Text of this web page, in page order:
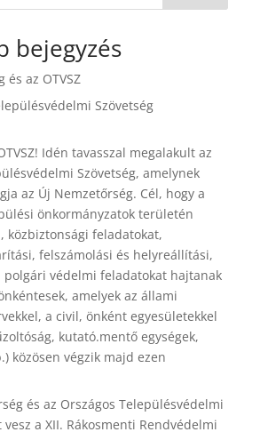
bejegyzés
és az OTVSZ
Szövetség
Idén tavasszal megalakult az
Szövetség, amelynek
az Új Nemzetőrség. Cél, hogy a
önkormányzatok területén
közbiztonsági feladatokat,
felszámolási és helyreállítási,
polgári védelmi feladatokat hajtanak
amelyek az állami
a civil, önként egyesületekkel
kutató.mentő egységek,
közösen végzik majd ezen
és az Országos Településvédelmi
vesz a XII. Rákosmenti Rendvédelmi